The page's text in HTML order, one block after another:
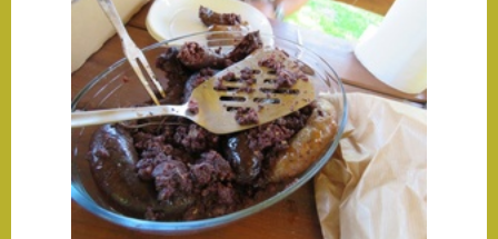
Hagyományok
Egyházak
Választási információk
Elérhetőségek